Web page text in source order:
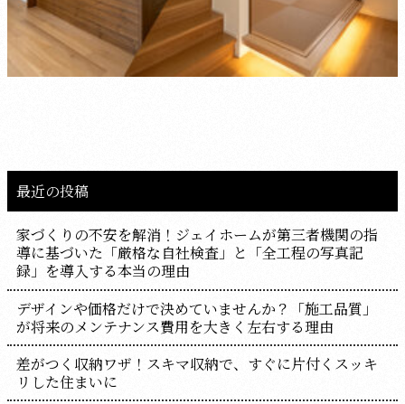
最近の投稿
家づくりの不安を解消！ジェイホームが第三者機関の指
導に基づいた「厳格な自社検査」と「全工程の写真記
録」を導入する本当の理由
デザインや価格だけで決めていませんか？「施工品質」
が将来のメンテナンス費用を大きく左右する理由
差がつく収納ワザ！スキマ収納で、すぐに片付くスッキ
リした住まいに